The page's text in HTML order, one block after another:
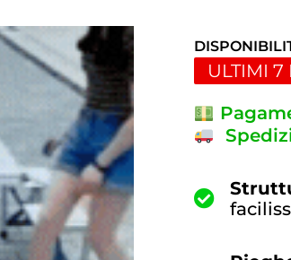
ULTIMI 7